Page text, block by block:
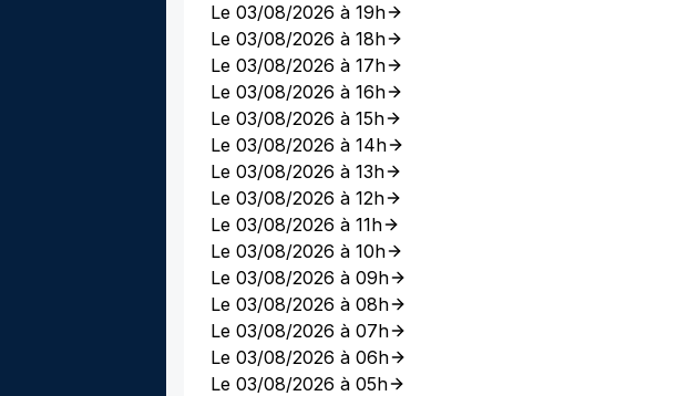
Le 03/08/2026 à 19h
Le 03/08/2026 à 18h
Le 03/08/2026 à 17h
Le 03/08/2026 à 16h
Le 03/08/2026 à 15h
Le 03/08/2026 à 14h
Le 03/08/2026 à 13h
Le 03/08/2026 à 12h
Le 03/08/2026 à 11h
Le 03/08/2026 à 10h
Le 03/08/2026 à 09h
Le 03/08/2026 à 08h
Le 03/08/2026 à 07h
Le 03/08/2026 à 06h
Le 03/08/2026 à 05h